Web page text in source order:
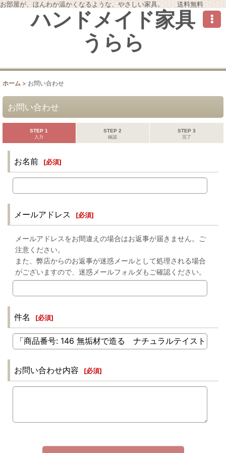
お部屋が、ほんわか温かくなるような、やさしい家具。 送料無料
ハンドメイド家具
うらら
ホーム > お問い合わせ
お問い合わせ
STEP 1
入力
STEP 2
確認
STEP 3
完了
お名前 [必須]
メールアドレス [必須]
メールアドレスをお間違えの場合はお返事が届きません。ご
注意ください。
また、弊店からのお返事が迷惑メールとして処理される場合
がございますので、迷惑メールフォルダもご確認ください。
件名 [必須]
お問い合わせ内容 [必須]